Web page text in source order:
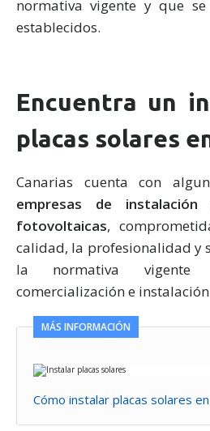
normativa vigente y que
establecidos.
Encuentra un
placas solares
Canarias cuenta con
empresas de
fotovoltaicas,
calidad, la profesionalidad y
la normativa
comercialización e
MÁS INFORMACIÓN
Cómo instalar placas solares